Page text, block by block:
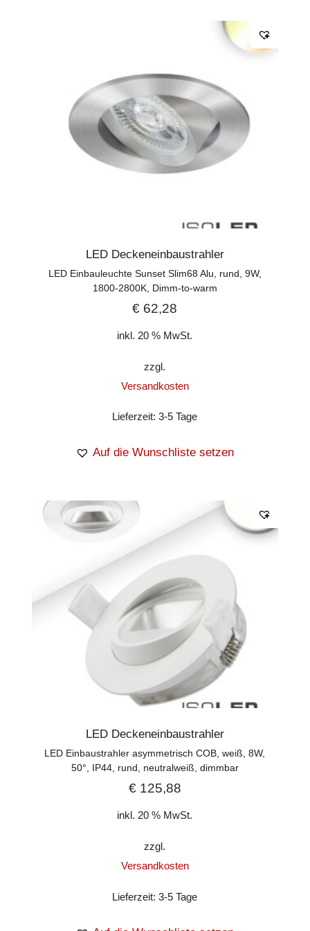
LED Deckeneinbaustrahler
LED Einbauleuchte Sunset Slim68 Alu, rund, 9W,
1800-2800K, Dimm-to-warm
€ 62,28
inkl. 20 % MwSt.
zzgl.
Versandkosten
Lieferzeit:3-5 Tage
Auf die Wunschliste setzen
LED Deckeneinbaustrahler
LED Einbaustrahler asymmetrisch COB, weiß, 8W,
50°, IP44, rund, neutralweiß, dimmbar
€125,88
inkl. 20 % MwSt.
zzgl.
Versandkosten
Lieferzeit:3-5 Tage